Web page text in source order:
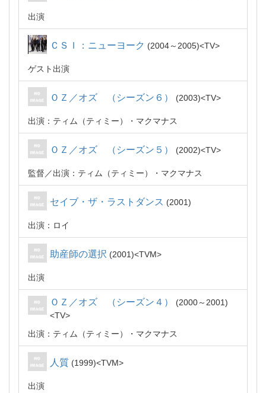
出演
ＣＳＩ：ニューヨーク 2004～2005 TV
ゲスト出演
ＯＺ／オズ （シーズン６） 2003 TV
出演：ティム（ティミー）・マクマナス
ＯＺ／オズ （シーズン５） 2002 TV
監督 出演：ティム（ティミー）・マクマナス
セイブ・ザ・ラストダンス 2001
出演：ロイ
助産師の選択 2001 TVM
出演
ＯＺ／オズ （シーズン４）
2000～2001
TV
出演：ティム（ティミー）・マクマナス
人質 1999 TVM
出演